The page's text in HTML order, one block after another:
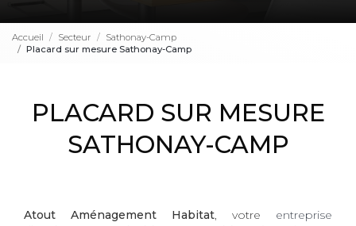
Accueil Secteur
Sathonay-Camp
Placard sur mesure Sathonay-Camp
PLACARD SUR MESURE
SATHONAY-CAMP
Atout Aménagement Habitat, votre entreprise